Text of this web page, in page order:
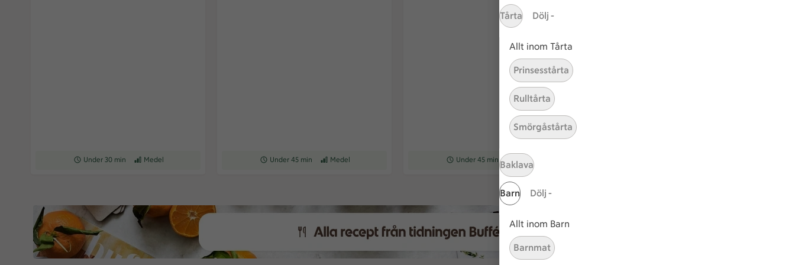
Tårta Dölj -
Allt inom Tårta
Prinsesstårta
Rulltårta
Smörgåstårta
Baklava
Barn Dölj -
Allt inom Barn
Barnmat
Receptet tar Under 30 min att tillaga
Under 30 min Receptet har Medel svårighetsgrad
Medel Receptet tar Under 45 min att tillaga
Under 45 min Receptet har Medel svårighetsgrad
Medel Receptet tar Under 45 min att tillaga
Under 45 min Receptet har Medel svårighetsgrad
Medel